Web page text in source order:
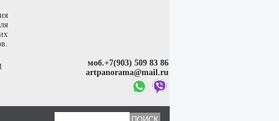
моб.+7(903) 509 83 86
artpanorama@mail.ru